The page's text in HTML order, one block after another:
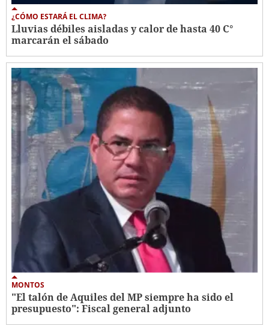
¿CÓMO ESTARÁ EL CLIMA?
Lluvias débiles aisladas y calor de hasta 40 C°
marcarán el sábado
MONTOS
"El talón de Aquiles del MP siempre ha sido el
presupuesto": Fiscal general adjunto